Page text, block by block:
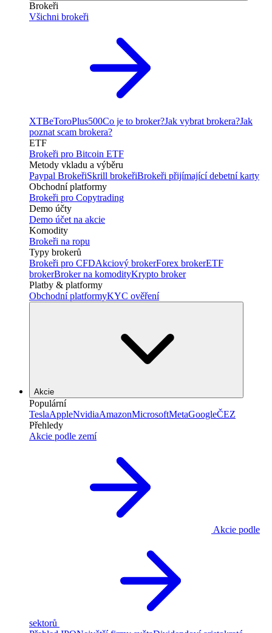
Brokeři
Všichni brokeři
XTBeToroPlus500Co je to broker?Jak vybrat brokera?Jak
poznat scam brokera?
ETF
Brokeři pro Bitcoin ETF
Metody vkladu a výběru
Paypal BrokeřiSkrill brokeřiBrokeři přijímající debetní karty
Obchodní platformy
Brokeři pro Copytrading
Demo účty
Demo účet na akcie
Komodity
Brokeři na ropu
Typy brokerů
Brokeři pro CFDAkciový brokerForex brokerETF
brokerBroker na komodityKrypto broker
Platby & platformy
Obchodní platformyKYC ověření
Akcie
Populární
TeslaAppleNvidiaAmazonMicrosoftMetaGoogleČEZ
Přehledy
Akcie podle zemí
Akcie podle
sektorů